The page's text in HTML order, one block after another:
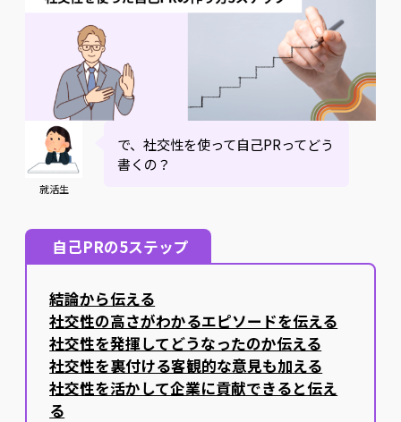
就活生
で、社交性を使って自己PRってどう
書くの？
自己PRの5ステップ
結論から伝える
社交性の高さがわかるエピソードを伝える
社交性を発揮してどうなったのか伝える
社交性を裏付ける客観的な意見も加える
社交性を活かして企業に貢献できると伝え
る